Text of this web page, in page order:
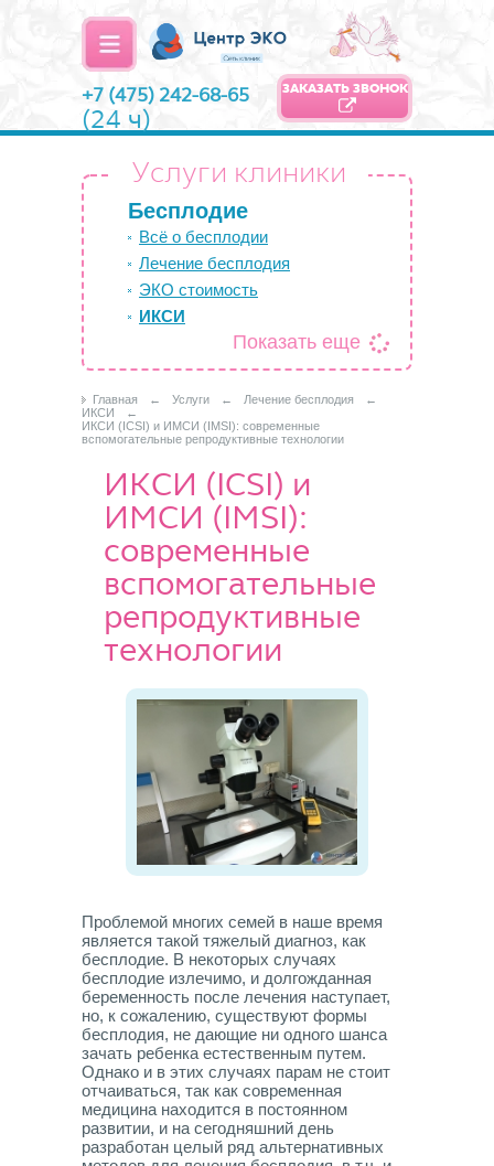
+7 (475) 242-68-65
(24 ч)
ЗАКАЗАТЬ ЗВОНОК
Услуги клиники
Бесплодие
Всё о бесплодии
Лечение бесплодия
ЭКО стоимость
ИКСИ
Показать еще
Главная ← Услуги ← Лечение бесплодия
←
ИКСИ
←
ИКСИ (ICSI) и ИМСИ (IMSI): современные
вспомогательные репродуктивные технологии
ИКСИ (ICSI) и
ИМСИ (IMSI):
современные
вспомогательные
репродуктивные
технологии
Проблемой многих семей в наше время
является такой тяжелый диагноз, как
бесплодие. В некоторых случаях
бесплодие излечимо, и долгожданная
беременность после лечения наступает,
но, к сожалению, существуют формы
бесплодия, не дающие ни одного шанса
зачать ребенка естественным путем.
Однако и в этих случаях парам не стоит
отчаиваться, так как современная
медицина находится в постоянном
развитии, и на сегодняшний день
разработан целый ряд альтернативных